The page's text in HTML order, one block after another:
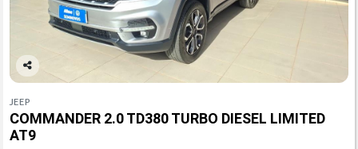
Co
arti
lhe
JEEP
COMMANDER 2.0 TD380 TURBO DIESEL LIMITED
AT9